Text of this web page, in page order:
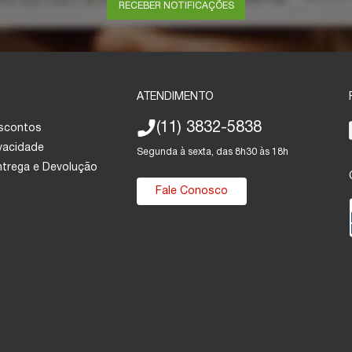
RECEBER NOTIFICAÇÕES
e Devolução
ATENDIMENTO
(11) 3832-5838
Segunda à sexta, das 8h30 às 18h
Fale Conosco